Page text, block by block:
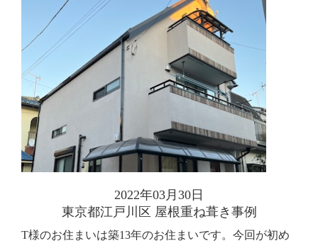
2022年03月30日
東京都江戸川区 屋根重ね葺き事例
T様のお住まいは築13年のお住まいです。今回が初め